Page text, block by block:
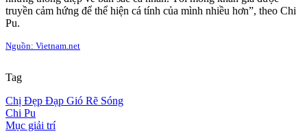
truyền cảm hứng để thể hiện cá tính của mình nhiều hơn”, theo Chi
Pu.
Nguồn: Vietnam.net
Tag
Chị Đẹp Đạp Gió Rẽ Sóng
Chi Pu
Mục giải trí